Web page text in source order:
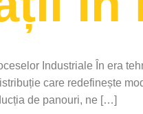
Industriale În era
care redefinește
de panouri, ne […]